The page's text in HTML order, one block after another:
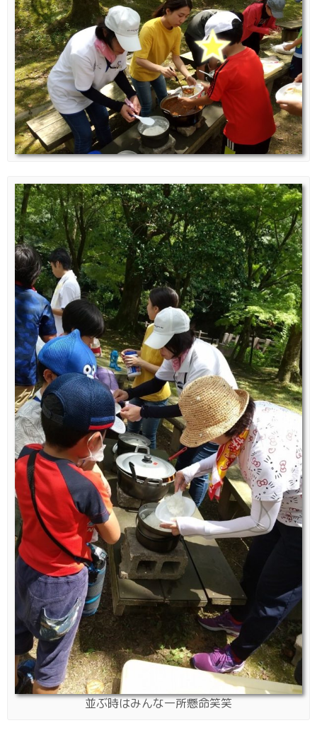
並ぶ時はみんな一所懸命笑笑